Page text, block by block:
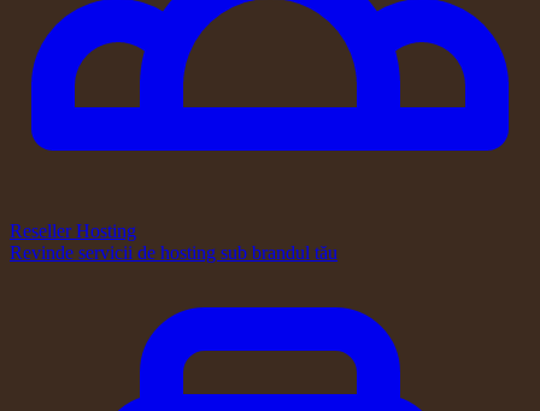
Reseller Hosting
Revinde servicii de hosting sub brandul tău